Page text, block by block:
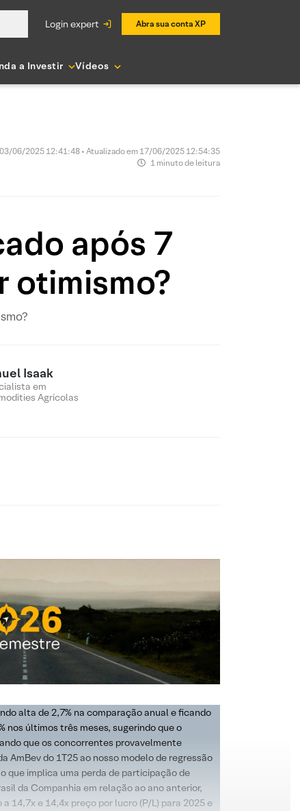
login expert Abra sua conta XP
a Investir Vídeos
03/06/2025 12:41:48 • Atualizado em 17/06/2025 12:54:35
1 minuto de leitura
após 7
otimismo?
Isaak
em
Agrícolas
alta de 2,7% na comparação anual e ficando
nos últimos três meses, sugerindo que o
que os concorrentes provavelmente
AmBev do 1T25 ao nosso modelo de regressão
que implica uma perda de participação de
da Companhia em relação ao ano anterior,
14,7x e 14,4x preço por lucro (P/L) para 2025 e